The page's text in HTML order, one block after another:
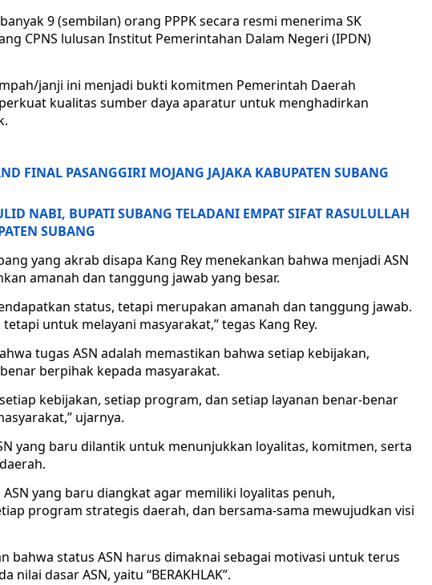
9 (sembilan) orang PPPK secara resmi menerima SK
CPNS lulusan Institut Pemerintahan Dalam Negeri (IPDN)
janji ini menjadi bukti komitmen Pemerintah Daerah
kualitas sumber daya aparatur untuk menghadirkan
FINAL PASANGGIRI MOJANG JAJAKA KABUPATEN SUBANG
NABI, BUPATI SUBANG TELADANI EMPAT SIFAT RASULULLAH
SUBANG
yang akrab disapa Kang Rey menekankan bahwa menjadi ASN
amanah dan tanggung jawab yang besar.
status, tetapi merupakan amanah dan tanggung jawab.
untuk melayani masyarakat,” tegas Kang Rey.
tugas ASN adalah memastikan bahwa setiap kebijakan,
berpihak kepada masyarakat.
kebijakan, setiap program, dan setiap layanan benar-benar
ujarnya.
yang baru dilantik untuk menunjukkan loyalitas, komitmen, serta
yang baru diangkat agar memiliki loyalitas penuh,
program strategis daerah, dan bersama-sama mewujudkan visi
bahwa status ASN harus dimaknai sebagai motivasi untuk terus
dasar ASN, yaitu “BERAKHLAK”.